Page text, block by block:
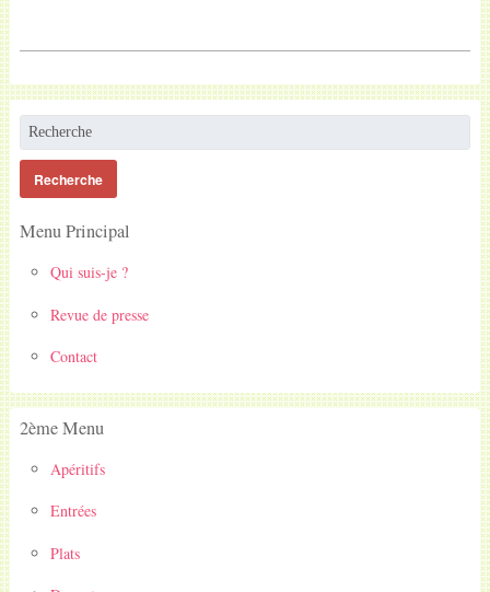
Menu Principal
Qui suis-je ?
Revue de presse
Contact
2ème Menu
Apéritifs
Entrées
Plats